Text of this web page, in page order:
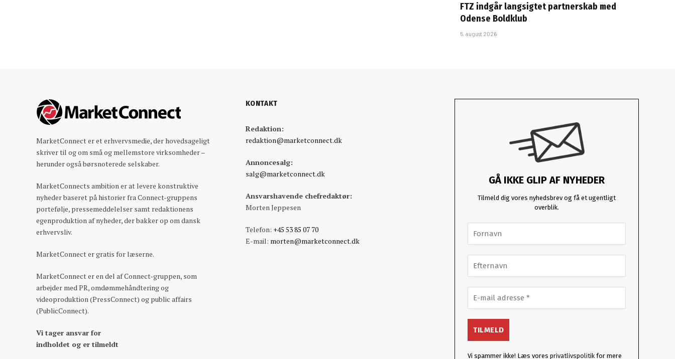
FTZ indgår langsigtet partnerskab med
Odense Boldklub
5. august 2026
MarketConnect er et erhvervsmedie, der hovedsageligt
skriver til og om små og mellemstore virksomheder –
herunder også børsnoterede selskaber.
MarketConnects ambition er at levere konstruktive
nyheder baseret på historier fra Connect-gruppens
portefølje, pressemeddelelser samt redaktionens
egenproduktion af nyheder, der bakker op om dansk
erhvervsliv.
MarketConnect er gratis for læserne.
MarketConnect er en del af Connect-gruppen, som
arbejder med PR, omdømmehåndtering og
videoproduktion (PressConnect) og public affairs
(PublicConnect).
Vi tager ansvar for
indholdet og er tilmeldt
KONTAKT
Redaktion:
redaktion@marketconnect.dk
Annoncesalg:
salg@marketconnect.dk
Ansvarshavende chefredaktør:
Morten Jeppesen
Telefon: +45 53 85 07 70
E-mail: morten@marketconnect.dk
GÅ IKKE GLIP AF NYHEDER
Tilmeld dig vores nyhedsbrev og få et ugentligt
overblik.
Vi spammer ikke! Læs voresprivatlivspolitik for mere